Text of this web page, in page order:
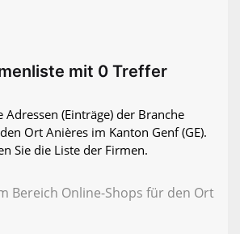
mit 0 Treffer
Adressen (Einträge) der Branche
Ort Anières im Kanton Genf (GE).
Sie die Liste der Firmen.
Bereich Online-Shops für den Ort